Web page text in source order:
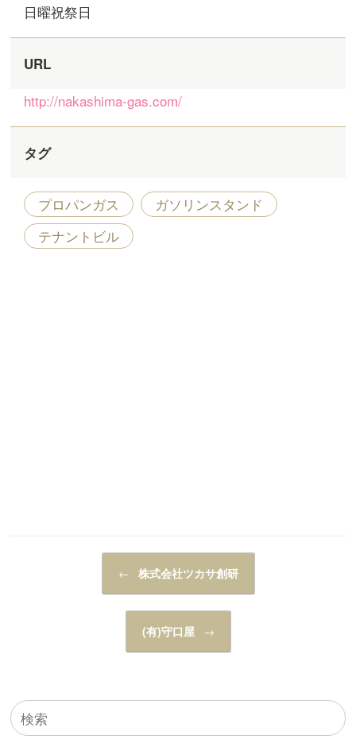
日曜祝祭日
URL
http://nakashima-gas.com/
タグ
プロパンガス
ガソリンスタンド
テナントビル
← 株式会社ツカサ創研
(有)守口屋 →
検
索